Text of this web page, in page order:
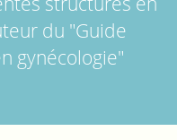
du "Guide
gynécologie"